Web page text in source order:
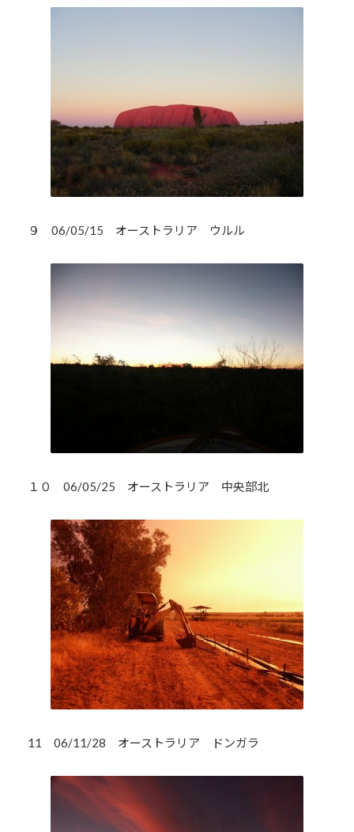
９ 06/05/15 オーストラリア ウルル
１０ 06/05/25 オーストラリア 中央部北
11 06/11/28 オーストラリア ドンガラ